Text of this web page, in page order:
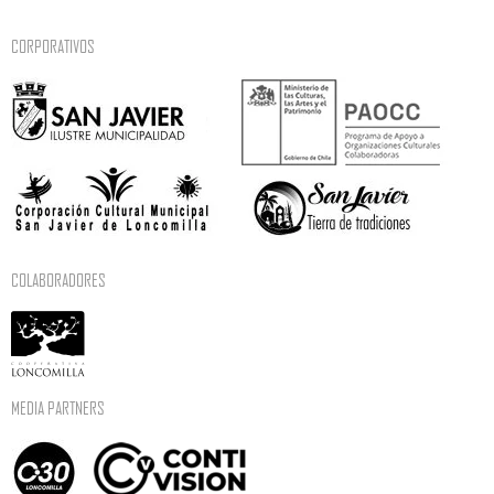
CORPORATIVOS
COLABORADORES
MEDIA PARTNERS